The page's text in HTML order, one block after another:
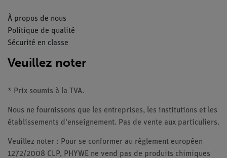
À propos de nous
Politique de qualité
Sécurité en classe
Veuillez noter
* Prix soumis à la TVA.
Nous ne fournissons que les entreprises, les institutions et les
établissements d'enseignement. Pas de vente aux particuliers.
Veuillez noter : Pour se conformer au règlement européen
1272/2008 CLP, PHYWE ne vend pas de produits chimiques